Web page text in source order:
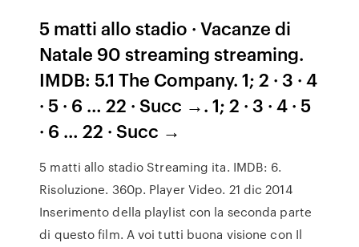
5 matti allo stadio · Vacanze di
Natale 90 streaming streaming.
IMDB: 5.1 The Company. 1; 2 · 3 · 4
· 5 · 6 … 22 · Succ →. 1; 2 · 3 · 4 · 5
· 6 … 22 · Succ →
5 matti allo stadio Streaming ita. IMDB: 6.
Risoluzione. 360p. Player Video. 21 dic 2014
Inserimento della playlist con la seconda parte
di questo film. A voi tutti buona visione con Il